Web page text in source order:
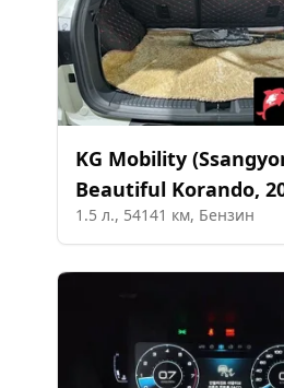
KG Mobility
Beautiful Korando,
1.5 л., 54141 км, Бензин